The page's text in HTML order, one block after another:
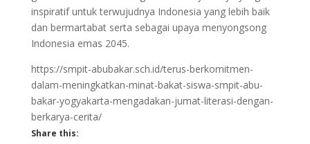
inspiratif untuk terwujudnya Indonesia yang lebih baik
dan bermartabat serta sebagai upaya menyongsong
Indonesia emas 2045.
https://smpit-abubakar.sch.id/terus-berkomitmen-
dalam-meningkatkan-minat-bakat-siswa-smpit-abu-
bakar-yogyakarta-mengadakan-jumat-literasi-dengan-
berkarya-cerita/
Share this: